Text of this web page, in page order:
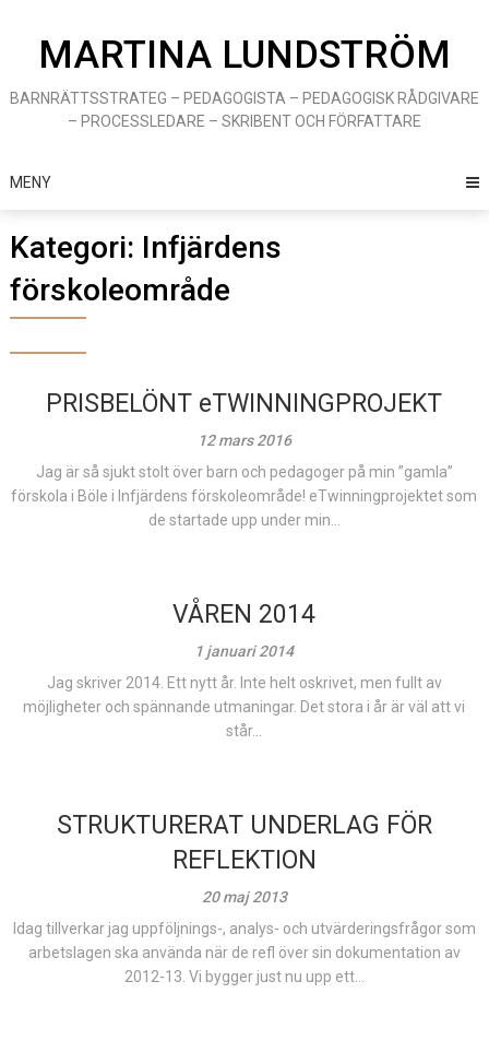
innehållMARTINA LUNDSTRÖM
BARNRÄTTSSTRATEG – PEDAGOGISTA – PEDAGOGISK RÅDGIVARE
– PROCESSLEDARE – SKRIBENT OCH FÖRFATTARE
MENY
Kategori: Infjärdens
förskoleområde
PRISBELÖNT eTWINNINGPROJEKT
12 mars 2016
Jag är så sjukt stolt över barn och pedagoger på min ”gamla”
förskola i Böle i Infjärdens förskoleområde! eTwinningprojektet som
de startade upp under min...
VÅREN 2014
1 januari 2014
Jag skriver 2014. Ett nytt år. Inte helt oskrivet, men fullt av
möjligheter och spännande utmaningar. Det stora i år är väl att vi
står...
STRUKTURERAT UNDERLAG FÖR
REFLEKTION
20 maj 2013
Idag tillverkar jag uppföljnings-, analys- och utvärderingsfrågor som
arbetslagen ska använda när de refl över sin dokumentation av
2012-13. Vi bygger just nu upp ett...